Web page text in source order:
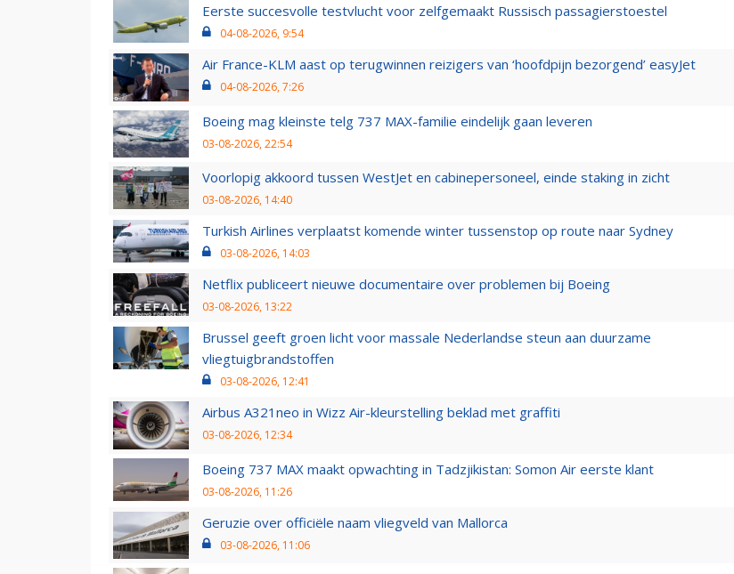
Eerste succesvolle testvlucht voor zelfgemaakt Russisch passagierstoestel
04-08-2026, 9:54
Air France-KLM aast op terugwinnen reizigers van ‘hoofdpijn bezorgend’ easyJet
04-08-2026, 7:26
Boeing mag kleinste telg 737 MAX-familie eindelijk gaan leveren
03-08-2026, 22:54
Voorlopig akkoord tussen WestJet en cabinepersoneel, einde staking in zicht
03-08-2026, 14:40
Turkish Airlines verplaatst komende winter tussenstop op route naar Sydney
03-08-2026, 14:03
Netflix publiceert nieuwe documentaire over problemen bij Boeing
03-08-2026, 13:22
Brussel geeft groen licht voor massale Nederlandse steun aan duurzame
vliegtuigbrandstoffen
03-08-2026, 12:41
Airbus A321neo in Wizz Air-kleurstelling beklad met graffiti
03-08-2026, 12:34
Boeing 737 MAX maakt opwachting in Tadzjikistan: Somon Air eerste klant
03-08-2026, 11:26
Geruzie over officiële naam vliegveld van Mallorca
03-08-2026, 11:06